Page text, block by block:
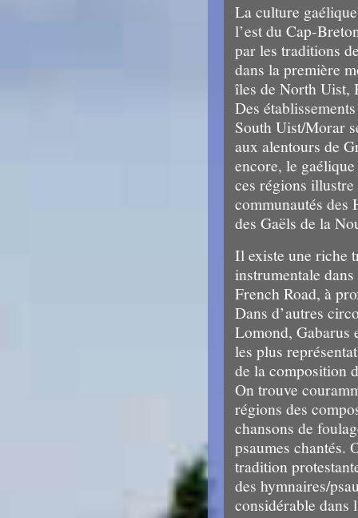
La culture
l’est du Cap-
par les traditions
dans la première
îles de North Uist,
Des
South Uist/Morar
aux alentours de
encore, le
ces régions
communautés des
des Gaëls de la
Il existe une riche
instrumentale
French Road, à
Dans d’autres
Lomond, Gabarus
les plus
de la composition
On trouve
régions des
chansons de
psaumes chantés.
tradition
des hymnaires/
considérable dans